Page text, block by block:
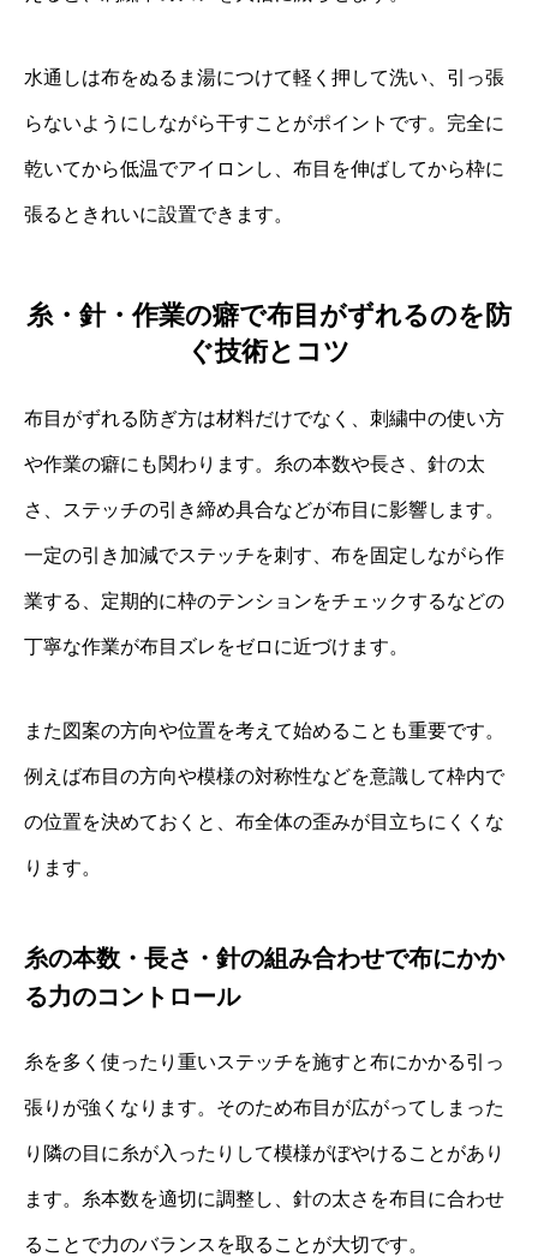
水通しは布をぬるま湯につけて軽く押して洗い、引っ張
らないようにしながら干すことがポイントです。完全に
乾いてから低温でアイロンし、布目を伸ばしてから枠に
張るときれいに設置できます。
糸・針・作業の癖で布目がずれるのを防
ぐ技術とコツ
布目がずれる防ぎ方は材料だけでなく、刺繍中の使い方
や作業の癖にも関わります。糸の本数や長さ、針の太
さ、ステッチの引き締め具合などが布目に影響します。
一定の引き加減でステッチを刺す、布を固定しながら作
業する、定期的に枠のテンションをチェックするなどの
丁寧な作業が布目ズレをゼロに近づけます。
また図案の方向や位置を考えて始めることも重要です。
例えば布目の方向や模様の対称性などを意識して枠内で
の位置を決めておくと、布全体の歪みが目立ちにくくな
ります。
糸の本数・長さ・針の組み合わせで布にかか
る力のコントロール
糸を多く使ったり重いステッチを施すと布にかかる引っ
張りが強くなります。そのため布目が広がってしまった
り隣の目に糸が入ったりして模様がぼやけることがあり
ます。糸本数を適切に調整し、針の太さを布目に合わせ
ることで力のバランスを取ることが大切です。